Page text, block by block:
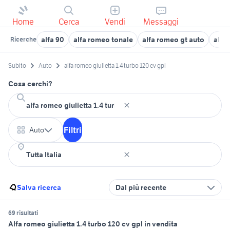
Home Cerca Vendi Messaggi
Ricerche alfa 90 alfa romeo tonale alfa romeo gt auto alfa
Subito Auto alfa romeo giulietta 1.4 turbo 120 cv gpl
Cosa cerchi?
Auto Filtri
Salva ricerca Dal più recente
69 risultati
Alfa romeo giulietta 1.4 turbo 120 cv gpl in vendita